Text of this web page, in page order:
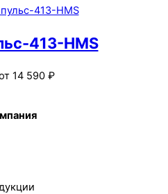
413-HMS
14 590 ₽